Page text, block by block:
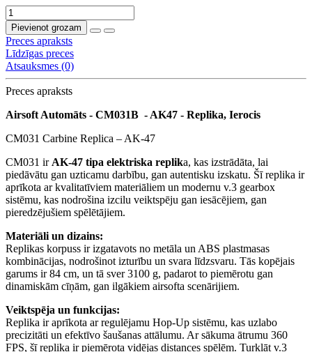
Pievienot grozam
Preces apraksts
Līdzīgas preces
Atsauksmes (0)
Preces apraksts
Airsoft Automāts - CM031B - AK47 - Replika, Ierocis
CM031 Carbine Replica – AK-47
CM031 ir AK-47 tipa elektriska replika, kas izstrādāta, lai
piedāvātu gan uzticamu darbību, gan autentisku izskatu. Šī replika ir
aprīkota ar kvalitatīviem materiāliem un modernu v.3 gearbox
sistēmu, kas nodrošina izcilu veiktspēju gan iesācējiem, gan
pieredzējušiem spēlētājiem.
Materiāli un dizains:
Replikas korpuss ir izgatavots no metāla un ABS plastmasas
kombinācijas, nodrošinot izturību un svara līdzsvaru. Tās kopējais
garums ir 84 cm, un tā sver 3100 g, padarot to piemērotu gan
dinamiskām cīņām, gan ilgākiem airsofta scenārijiem.
Veiktspēja un funkcijas:
Replika ir aprīkota ar regulējamu Hop-Up sistēmu, kas uzlabo
precizitāti un efektīvo šaušanas attālumu. Ar sākuma ātrumu 360
FPS, šī replika ir piemērota vidējas distances spēlēm. Turklāt v.3